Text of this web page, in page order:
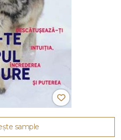
sample